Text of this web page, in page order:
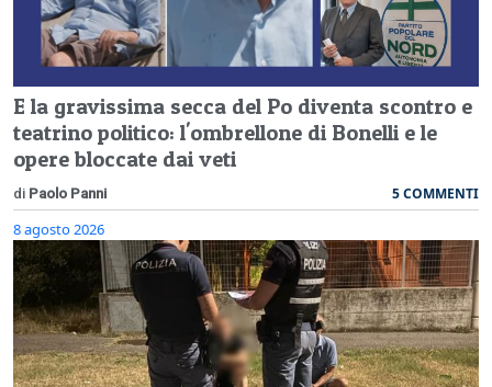
E la gravissima secca del Po diventa scontro e
teatrino politico: l'ombrellone di Bonelli e le
opere bloccate dai veti
di Paolo Panni 5 COMMENTI
8 agosto 2026